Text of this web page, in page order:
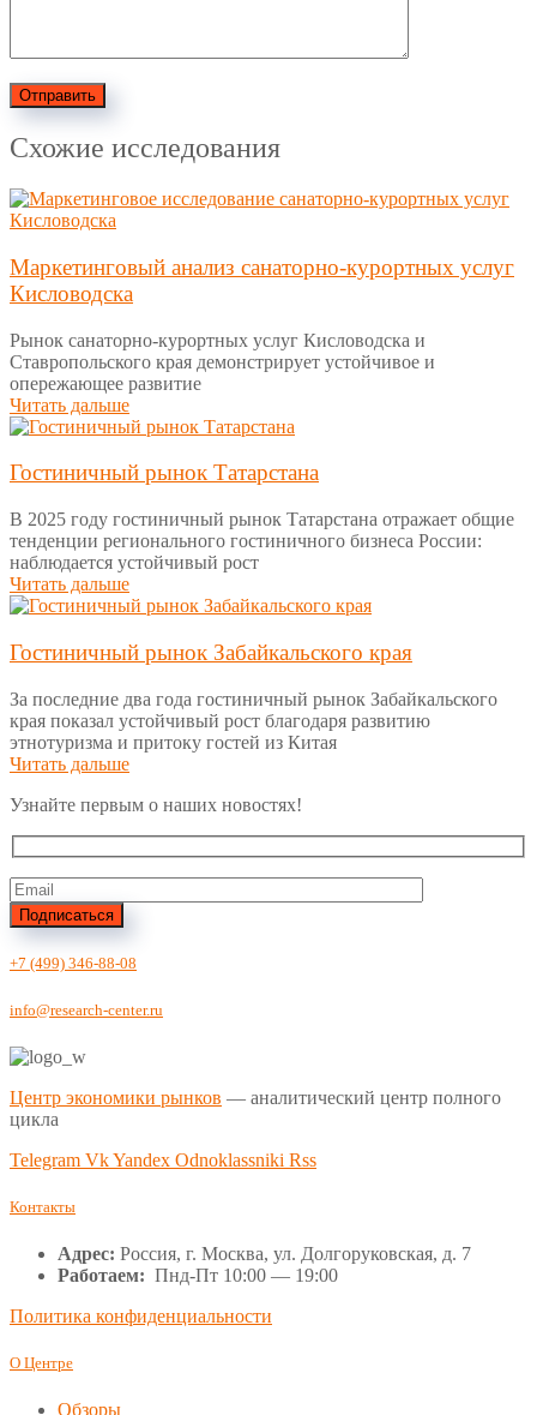
Отправить
Схожие исследования
Маркетинговый анализ санаторно-курортных услуг
Кисловодска
Рынок санаторно-курортных услуг Кисловодска и
Ставропольского края демонстрирует устойчивое и
опережающее развитие
Читать дальше
Гостиничный рынок Татарстана
В 2025 году гостиничный рынок Татарстана отражает общие
тенденции регионального гостиничного бизнеса России:
наблюдается устойчивый рост
Читать дальше
Гостиничный рынок Забайкальского края
За последние два года гостиничный рынок Забайкальского
края показал устойчивый рост благодаря развитию
этнотуризма и притоку гостей из Китая
Читать дальше
Узнайте первым о наших новостях!
Подписаться
+7 (499) 346-88-08
info@research-center.ru
Центр экономики рынков — аналитический центр полного
цикла
Telegram VkYandex Odnoklassniki Rss
Контакты
Адрес: Россия, г. Москва, ул. Долгоруковская, д. 7
Работаем: Пнд-Пт 10:00 — 19:00
Политика конфиденциальности
О Центре
Обзоры